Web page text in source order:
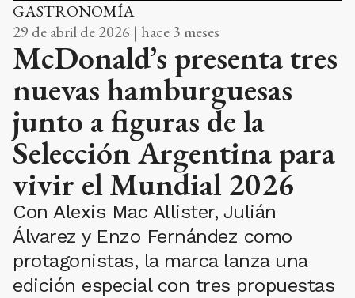
GASTRONOMÍA
29 de abril de 2026 | hace 3 meses
McDonald’s presenta tres
nuevas hamburguesas
junto a figuras de la
Selección Argentina para
vivir el Mundial 2026
Con Alexis Mac Allister, Julián
Álvarez y Enzo Fernández como
protagonistas, la marca lanza una
edición especial con tres propuestas